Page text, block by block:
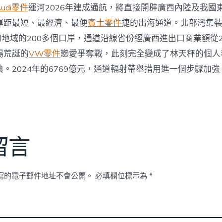
零件運河2026年建成通航，將直接開辟廣西內陸及我國
距最短、最經濟、最便賓士零件捷的出海通道。北部灣集
域的200多個口岸，通道沿線省份經廣西進出口商業額
荒誕的VW零件戀愛爭奪戰，此刻完全變成了林天秤的個
。2024年的6769億元，通道輻射帶舉措用進一個步驟加強
言
的電子郵件地址不會公開。 必填欄位標示為 *